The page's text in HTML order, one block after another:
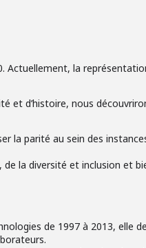
Actuellement, la
et d’histoire, nous
la parité au sein des
la diversité et inclusion et
de 1997 à 2013, elle